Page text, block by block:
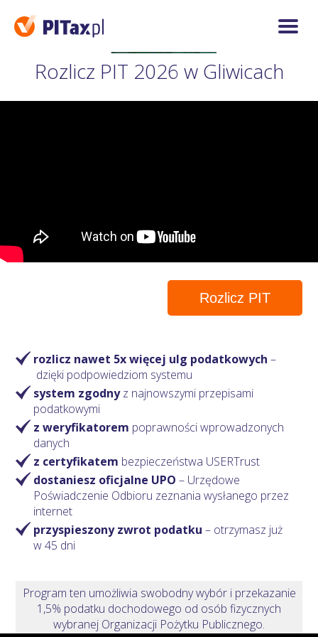
Rozlicz PIT 2026 w Gliwicach
Rozlicz PIT
rozlicz nawet 5x więcej ulg podatkowych–
dzięki podpowiedziom systemu
system zgodnyz najnowszymi przepisami
podatkowymi
z weryfikatorem poprawności wprowadzonych
danych
z certyfikatem bezpieczeństwa USERTrust
dostaniesz oficjalne UPO – Urzędowe
Poświadczenie Odbioru zeznania wysłanego przez
internet
przyspieszony zwrot podatku – otrzymasz już
w 45 dni
Program ten umożliwia swobodny wybór i przekazanie
1,5% podatku dochodowego od osób fizycznych
wybranej Organizacji Pożytku Publicznego.